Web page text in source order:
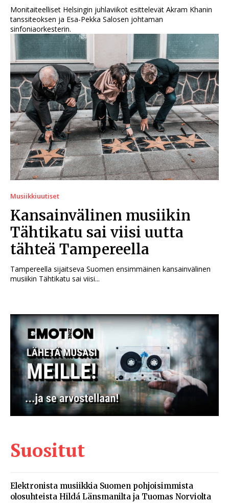
Monitaiteelliset Helsingin juhlaviikot esittelevät Akram Khanin
tanssiteoksen ja Esa-Pekka Salosen johtaman
sinfoniaorkesterin.
Musiikkiuutiset
Kansainvälinen musiikin
Tähtikatu sai viisi uutta
tähteä Tampereella
Tampereella sijaitseva Suomen ensimmäinen kansainvälinen
musiikin Tähtikatu sai viisi...
Suositut
Elektronista musiikkia Suomen pohjoisimmista
olosuhteista Hildá Länsmanilta ja Tuomas Norviolta